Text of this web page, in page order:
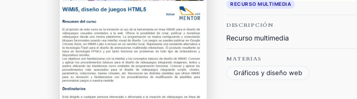
RECURSO MULTIMEDIA
DESCRIPCIÓN
Recurso multimedia
MATERIAS
Gráficos y diseño web